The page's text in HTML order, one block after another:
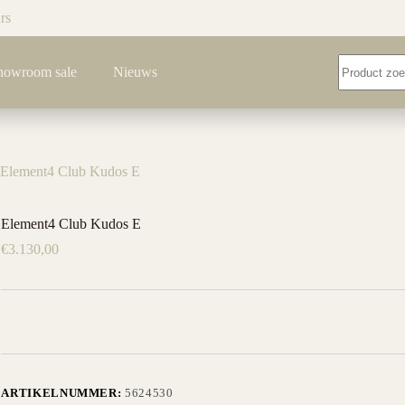
sale Nieuws
resultaten
Element4 Club Kudos E
Element4 Club Kudos E
€3.130,00
ARTIKELNUMMER:5624530